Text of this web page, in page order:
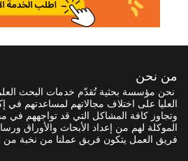
من نحن
نحن مؤسسة بحثية تُقدّم خدمات البحث
العليا على اختلاف مجالاتهم لمساعدتهم في
وتجاوز كافة المشاكل التي قد تواجههم في
الموكلة لهم من إعداد الأبحاث والأوراق
فريق العمل يتكون فريق عملنا من نخبة من